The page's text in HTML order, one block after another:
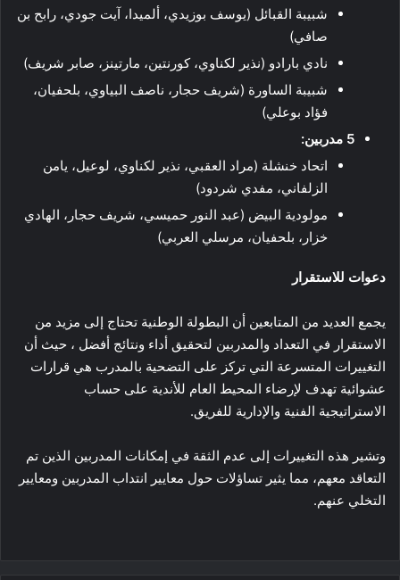
شبيبة القبائل (يوسف بوزيدي، ألميدا، آيت جودي، رابح بن
صافي)
نادي بارادو (نذير لكناوي، كورنتين، مارتينز، صابر شريف)
شبيبة الساورة (شريف حجار، ناصف البياوي، بلحفيان،
فؤاد بوعلي)
5 مدربين:
اتحاد خنشلة (مراد العقبي، نذير لكناوي، لوعيل، يامن
الزلفاني، مفدي شردود)
مولودية البيض (عبد النور حميسي، شريف حجار، الهادي
خزار، بلحفيان، مرسلي العربي)
دعوات للاستقرار
يجمع العديد من المتابعين أن البطولة الوطنية تحتاج إلى مزيد من
الاستقرار في التعداد والمدربين لتحقيق أداء ونتائج أفضل ، حيث أن
التغييرات المتسرعة التي تركز على التضحية بالمدرب هي قرارات
عشوائية تهدف لإرضاء المحيط العام للأندية على حساب
الاستراتيجية الفنية والإدارية للفريق.
وتشير هذه التغييرات إلى عدم الثقة في إمكانات المدربين الذين تم
التعاقد معهم، مما يثير تساؤلات حول معايير انتداب المدربين ومعايير
التخلي عنهم.